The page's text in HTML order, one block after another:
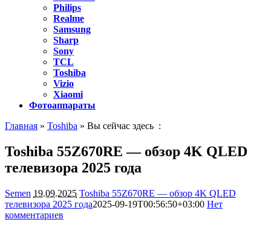
Philips
Realme
Samsung
Sharp
Sony
TCL
Toshiba
Vizio
Xiaomi
Фотоаппараты
Главная » Toshiba » Вы сейчас здесь :
Toshiba 55Z670RE — обзор 4K QLED
телевизора 2025 года
Semen 19.09.2025 Toshiba 55Z670RE — обзор 4K QLED
телевизора 2025 года2025-09-19T00:56:50+03:00 Нет
комментариев